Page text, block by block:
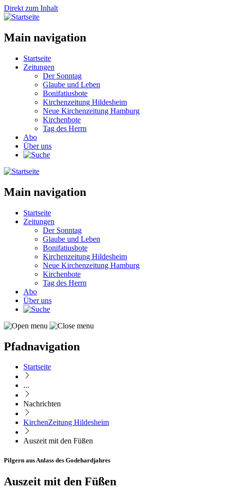
Direkt zum Inhalt
Main navigation
Startseite
Zeitungen
Der Sonntag
Glaube und Leben
Bonifatiusbote
Kirchenzeitung Hildesheim
Neue Kirchenzeitung Hamburg
Kirchenbote
Tag des Herrn
Abo
Über uns
Main navigation
Startseite
Zeitungen
Der Sonntag
Glaube und Leben
Bonifatiusbote
Kirchenzeitung Hildesheim
Neue Kirchenzeitung Hamburg
Kirchenbote
Tag des Herrn
Abo
Über uns
Pfadnavigation
Startseite
...
Nachrichten
KirchenZeitung Hildesheim
Auszeit mit den Füßen
Pilgern aus Anlass des Godehardjahres
Auszeit mit den Füßen